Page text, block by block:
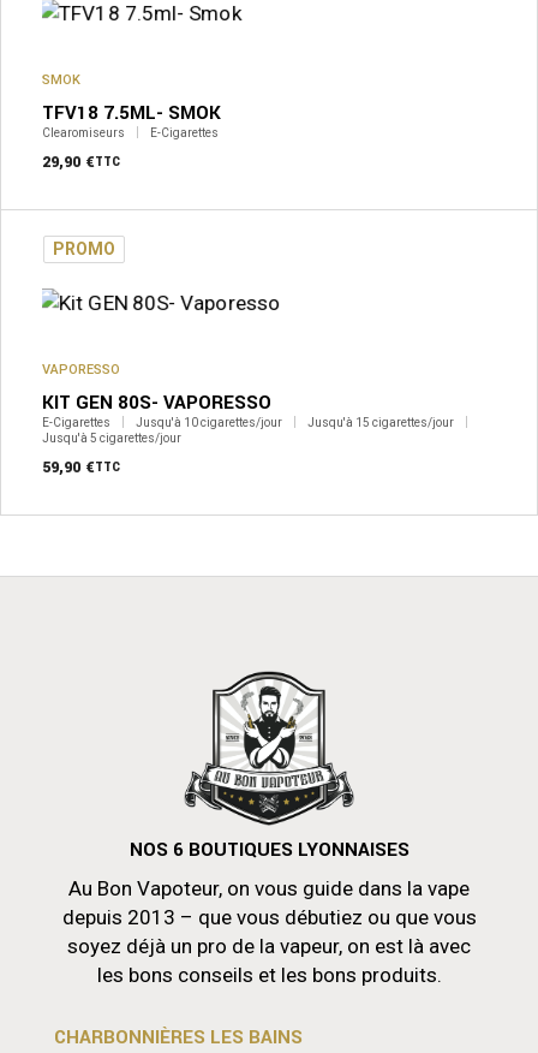
SMOK
TFV18 7.5ML- SMOK
Clearomiseurs E-Cigarettes
29,90 €TTC
PROMO
VAPORESSO
KIT GEN 80S- VAPORESSO
E-Cigarettes Jusqu'à 10 cigarettes/jour
Jusqu'à 15 cigarettes/jour
Jusqu'à 5 cigarettes/jour
59,90 €TTC
NOS 6 BOUTIQUES LYONNAISES
Au Bon Vapoteur, on vous guide dans la vape
depuis 2013 – que vous débutiez ou que vous
soyez déjà un pro de la vapeur, on est là avec
les bons conseils et les bons produits.
CHARBONNIÈRES LES BAINS